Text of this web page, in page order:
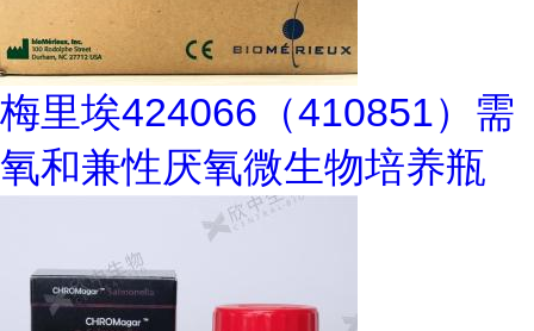
梅里埃424066（410851）需
氧和兼性厌氧微生物培养瓶